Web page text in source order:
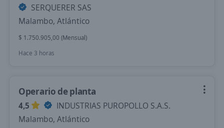
SERQUERER SAS
Malambo, Atlántico
$ 1.750.905,00 (Mensual)
Hace 3 horas
Operario de planta
4,5
INDUSTRIAS PUROPOLLO S.A.S.
Malambo, Atlántico